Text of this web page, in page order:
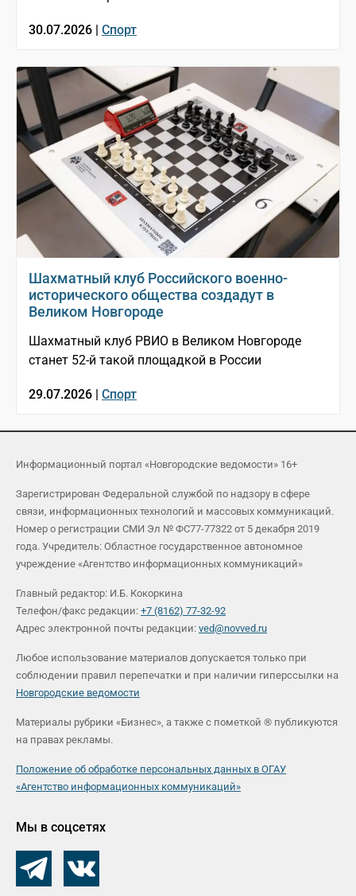
30.07.2026 | Спорт
Шахматный клуб Российского военно-
исторического общества создадут в
Великом Новгороде
Шахматный клуб РВИО в Великом Новгороде
станет 52-й такой площадкой в России
29.07.2026 | Спорт
Информационный портал «Новгородские ведомости» 16+
Зарегистрирован Федеральной службой по надзору в сфере
связи, информационных технологий и массовых коммуникаций.
Номер о регистрации СМИ Эл № ФС77-77322 от 5 декабря 2019
года. Учредитель: Областное государственное автономное
учреждение «Агентство информационных коммуникаций»
Главный редактор: И.Б. Кокоркина
Телефон/факс редакции: +7 (8162) 77-32-92
Адрес электронной почты редакции: ved@novved.ru
Любое использование материалов допускается только при
соблюдении правил перепечатки и при наличии гиперссылки на
Новгородские ведомости
Материалы рубрики «Бизнес», а также с пометкой ® публикуются
на правах рекламы.
Положение об обработке персональных данных в ОГАУ
«Агентство информационных коммуникаций»
Мы в соцсетях